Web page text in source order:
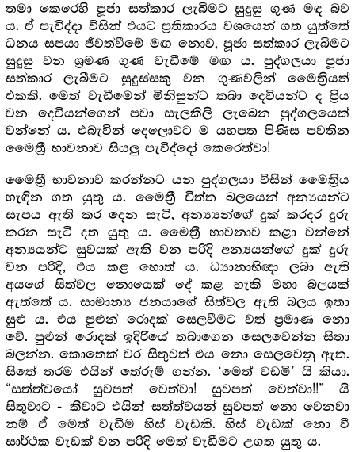
තමා කෙරෙහි පූජා සත්කාර ලැබීමට සුදුසු ගුණ මඳ බව
ය. ඒ පැවිද්දා විසින් එයට ප්‍ර‍තිකාරය වශයෙන් ගත යුත්තේ
ධනය සපයා ජීවත්වීමේ මඟ නොව, පූජා සත්කාර ලැබීමට
සුදුසු වන ශ්‍ර‍මණ ගුණ වැඩීමේ මඟ ය. පුද්ගලයා පූජා
සත්කාර ලැබීමට සුදුස්සකු වන ගුණවලින් මෛත්‍රියත්
එකකි. මෙත් වැඩීමෙන් මිනිසුන්ට තබා දෙවියන්ට ද ප්‍රිය
වන දෙවියන්ගෙන් පවා සැලකිලි ලැබෙන පුද්ගලයෙක්
වන්නේ ය. එබැවින් දෙලොවට ම යහපත පිණිස පවතින
මෛත්‍රී භාවනාව සියලු පැවිද්දෝ කෙරෙත්වා!
මෛත්‍රී භාවනාව කරන්නට යන පුද්ගලයා විසින් මෛත්‍රිය
හැඳින ගත යුතු ය. මෛත්‍රී චිත්ත බලයෙන් අන්‍යයන්ට
සැපය ඇති කර දෙන සැටි, අන්‍ය්‍යන්ගේ දුක් කරදර දුරු
කරන සැටි දත යුතු ය. මෛත්‍රී භාවනාව කළා වන්නේ
අන්‍යයන්ට සුවයක් ඇති වන පරිදි අන්‍යයන්ගේ දුක් දුරු
වන පරිදි, එය කළ හොත් ය. ධ්‍යානාභිඥා ලබා ඇති
අයගේ සිත්වල නොයෙක් දේ කළ හැකි මහා බලයක්
ඇත්තේ ය. සාමාන්‍ය ජනයාගේ සිත්වල ඇති බලය ඉතා
සුළු ය. එය පුළුන් රොදක් සෙලවීමට වත් ප්‍ර‍මාණ නො
වේ. පුළුන් රොදක් ඉදිරියේ තබාගෙන සෙලවෙන්න සිතා
බලන්න. කොතෙක් වර සිතුවත් එය නො සෙලවෙනු ඇත.
සිතේ තරම එයින් තේරුම් ගන්න. ‘මෙත් වඩමි’ යි කියා.
“සත්ත්වයෝ සුවපත් වෙත්වා! සුවපත් වෙත්වා!!” යි
සිතුවාට - කීවාට එයින් සත්ත්වයන් සුවපත් නො වෙනවා
නම් ඒ මෙත් වැඩීම හිස් වැඩකි. හිස් වැඩක් නො වී
සාර්ථක වැඩක් වන පරිදි මෙත් වැඩීමට උගත යුතු ය.